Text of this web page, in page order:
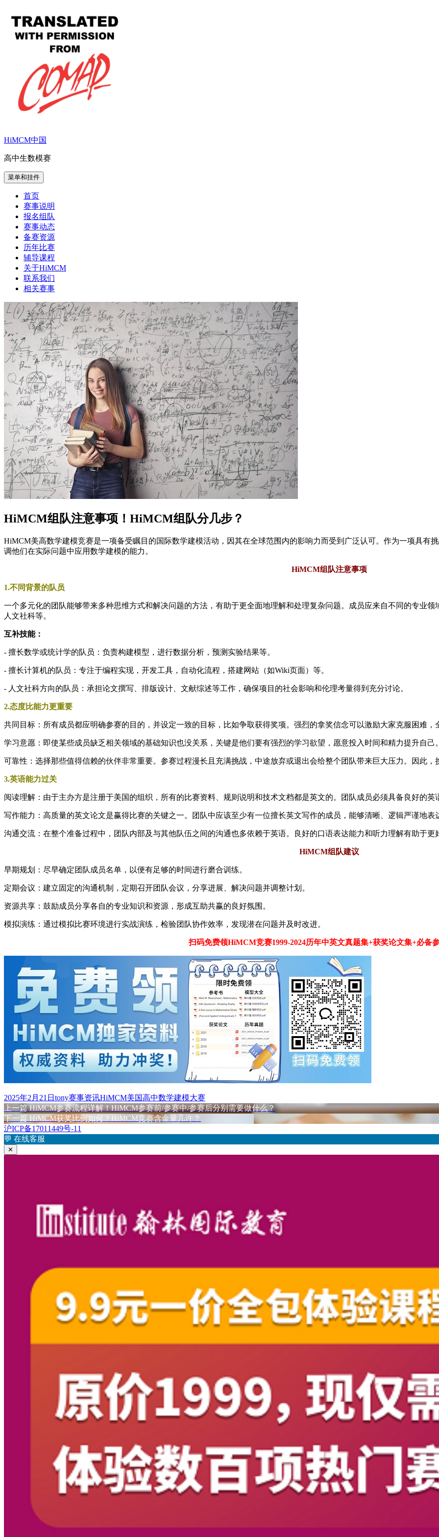
HiMCM中国
高中生数模赛
菜单和挂件
首页
赛事说明
报名组队
赛事动态
备赛资源
历年比赛
辅导课程
关于HiMCM
联系我们
相关赛事
HiMCM组队注意事项！HiMCM组队分几步？
HiMCM美高数学建模竞赛是一项备受瞩目的国际数学建模活动，因其在全球范围内的影响力而受到广泛认可。作为一项具有
调他们在实际问题中应用数学建模的能力。
HiMCM组队注意事项
1.不同背景的队员
一个多元化的团队能够带来多种思维方式和解决问题的方法，有助于更全面地理解和处理复杂问题。成员应来自不同的专业
人文社科等。
互补技能：
- 擅长数学或统计学的队员：负责构建模型，进行数据分析，预测实验结果等。
- 擅长计算机的队员：专注于编程实现，开发工具，自动化流程，搭建网站（如Wiki页面）等。
- 人文社科方向的队员：承担论文撰写、排版设计、文献综述等工作，确保项目的社会影响和伦理考量得到充分讨论。
2.态度比能力更重要
共同目标：所有成员都应明确参赛的目的，并设定一致的目标，比如争取获得奖项。强烈的拿奖信念可以激励大家克服困难，
学习意愿：即使某些成员缺乏相关领域的基础知识也没关系，关键是他们要有强烈的学习欲望，愿意投入时间和精力提升自己。
可靠性：选择那些值得信赖的伙伴非常重要。参赛过程漫长且充满挑战，中途放弃或退出会给整个团队带来巨大压力。因此，
3.英语能力过关
阅读理解：由于主办方是注册于美国的组织，所有的比赛资料、规则说明和技术文档都是英文的。团队成员必须具备良好的英
写作能力：高质量的英文论文是赢得比赛的关键之一。团队中应该至少有一位擅长英文写作的成员，能够清晰、逻辑严谨地表
沟通交流：在整个准备过程中，团队内部及与其他队伍之间的沟通也多依赖于英语。良好的口语表达能力和听力理解有助于更
HiMCM组队建议
早期规划：尽早确定团队成员名单，以便有足够的时间进行磨合训练。
定期会议：建立固定的沟通机制，定期召开团队会议，分享进展、解决问题并调整计划。
资源共享：鼓励成员分享各自的专业知识和资源，形成互助共赢的良好氛围。
模拟演练：通过模拟比赛环境进行实战演练，检验团队协作效率，发现潜在问题并及时改进。
扫码免费领HiMCM竞赛1999-2024历年中英文真题集+获奖论文集+必备
发
布
于
2025年2月21日 作
者
tony分
类
赛事资讯标
签
HiMCM美国高中数学建模大赛
文
章
导
航
上一篇上
篇
文
章：
HiMCM参赛流程详解！HiMCM参赛前/参赛中/参赛后分别需要做什么？
下一篇 下
篇
文
HiMCM获奖比例如何？HiMCM竞赛含金量几许？
沪ICP备17011449号-11
💬 在线客服
✕